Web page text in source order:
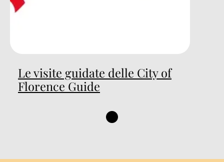
Le visite guidate delle City of
Florence Guide